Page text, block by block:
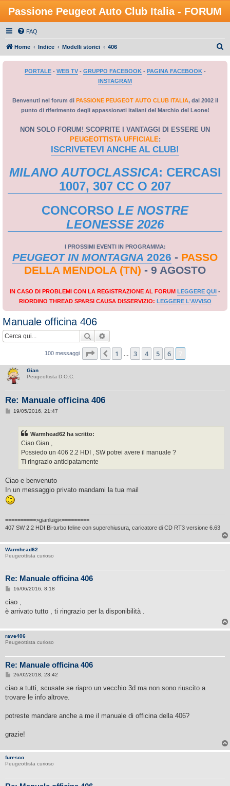
Passione Peugeot Auto Club Italia - FORUM
FAQ
Home Indice Modelli storici 406
PORTALE- WEB TV- GRUPPO FACEBOOK- PAGINA FACEBOOK-
INSTAGRAM
Benvenuti nel forum di PASSIONE PEUGEOT AUTO CLUB ITALIA, dal 2002 il
punto di riferimento degli appassionati italiani del Marchio del Leone!
NON SOLO FORUM! SCOPRITE I VANTAGGI DI ESSERE UN
PEUGEOTTISTA UFFICIALE:
ISCRIVETEVI ANCHE AL CLUB!
MILANO AUTOCLASSICA: CERCASI
1007, 307 CC O 207
CONCORSO LE NOSTRE
LEONESSE 2026
I PROSSIMI EVENTI IN PROGRAMMA:
PEUGEOT IN MONTAGNA 2026 - PASSO
DELLA MENDOLA (TN) - 9 AGOSTO
IN CASO DI PROBLEMI CON LA REGISTRAZIONE AL FORUM LEGGERE QUI -
RIORDINO THREAD SPARSI CAUSA DISSERVIZIO: LEGGERE L'AVVISO
Manuale officina 406
Cerca
100 messaggi Pagina di 7
Precedente
1 3 4 5 6
Gian
Peugeottista D.O.C.
Re: Manuale officina 406
M19/05/2016, 21:47
Warmhead62 ha scritto:
Ciao Gian ,
Possiedo un 406 2.2 HDI , SW potrei avere il manuale ?
Ti ringrazio anticipatamente
Ciao e benvenuto
In un messaggio privato mandami la tua mail
==========>gianluigi<=========
407 SW 2.2 HDI Bi-turbo feline con superchiusura, caricatore di CD RT3 versione 6.63
Warmhead62
Peugeottista curioso
Re: Manuale officina 406
M
s
a
i
o
16/06/2016, 8:18
ciao ,
è arrivato tutto , ti ringrazio per la disponibilità .
rave406
Peugeottista curioso
Re: Manuale officina 406
M
s
a
i
26/02/2018, 23:42
ciao a tutti, scusate se riapro un vecchio 3d ma non sono riuscito a
trovare le info altrove.
potreste mandare anche a me il manuale di officina della 406?
grazie!
furesco
Peugeottista curioso